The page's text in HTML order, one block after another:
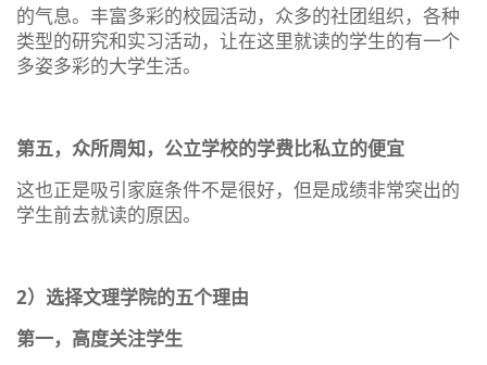
的气息。丰富多彩的校园活动，众多的社团组织，各种
类型的研究和实习活动，让在这里就读的学生的有一个
多姿多彩的大学生活。
第五，众所周知，公立学校的学费比私立的便宜
这也正是吸引家庭条件不是很好，但是成绩非常突出的
学生前去就读的原因。
2）选择文理学院的五个理由
第一，高度关注学生